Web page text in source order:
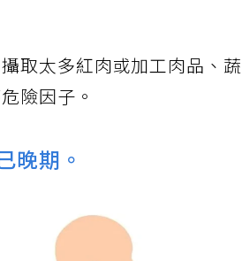
取太多紅肉或加工肉品、蔬
險因子。
晚期。